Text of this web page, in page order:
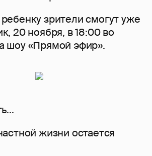
зрители смогут уже
20 ноября, в 18:00 во
шоу «Прямой эфир».
жизни остается